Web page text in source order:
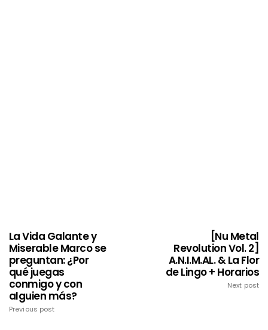
La Vida Galante y
Miserable Marco se
preguntan: ¿Por
qué juegas
conmigo y con
alguien más?
Previous post
[Nu Metal
Revolution Vol. 2]
A.N.I.M.AL. & La Flor
de Lingo + Horarios
Next post